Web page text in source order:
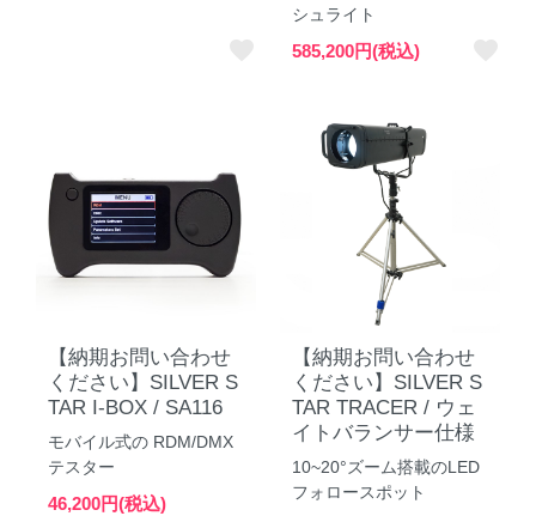
シュライト
585,200円(税込)
【納期お問い合わせ
ください】SILVER S
TAR I-BOX / SA116
モバイル式の RDM/DMX
テスター
46,200円(税込)
【納期お問い合わせ
ください】SILVER S
TAR TRACER / ウェ
イトバランサー仕様
10~20°ズーム搭載のLED
フォロースポット